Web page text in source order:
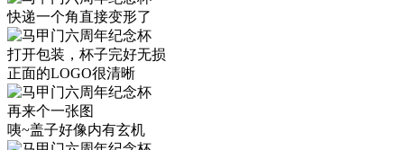
快递一个角直接变形了
打开包装，杯子完好无损
正面的LOGO很清晰
再来个一张图
咦~盖子好像内有玄机